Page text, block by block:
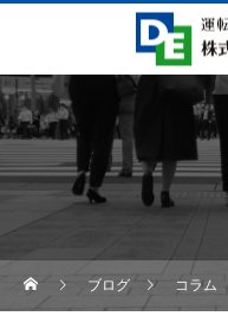
ブログ コラム